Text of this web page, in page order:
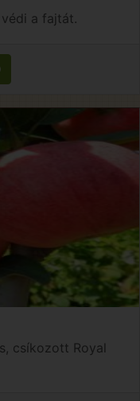
a fajtát.
csíkozott Royal